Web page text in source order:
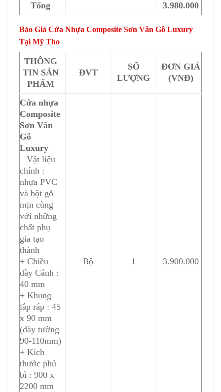
Tổng 3.980.000
Báo Giá Cửa Nhựa Composite Sơn Vân Gỗ Luxury
Tại Mỹ Tho
THÔNG
TIN SẢN
PHẨM
ĐVT
SỐ
LƯỢNG
ĐƠN GIÁ
(VNĐ)
Cửa nhựa
Composite
Sơn Vân
Gỗ
Luxury
– Vật liệu
chính :
nhựa PVC
và bột gỗ
mịn cùng
với những
chất phụ
gia tạo
thành
+ Chiều
dày Cánh :
40 mm
+ Khung
lắp ráp : 45
x 90 mm
(dày tường
90-110mm)
+ Kích
thước phủ
bì : 900 x
2200 mm
Bộ 1 3.900.000